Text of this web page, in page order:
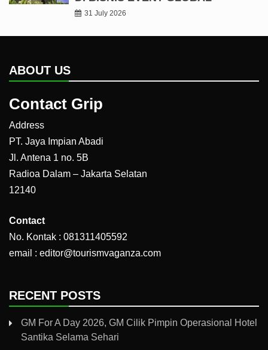
31 July 2026
ABOUT US
Contact Grip
Address
PT. Jaya Impian Abadi
Jl. Antena 1 no. 5B
Radioa Dalam – Jakarta Selatan
12140
Contact
No. Kontak : 081311405592
email : editor@tourismvaganza.com
RECENT POSTS
GM For A Day 2026, GM Cilik Pimpin Operasional Hotel
Santika Selama Sehari